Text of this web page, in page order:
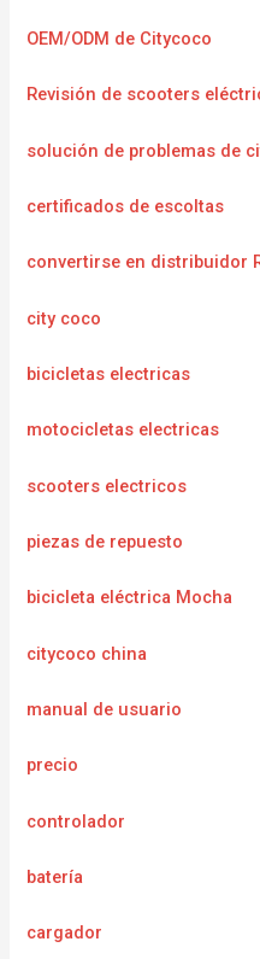
OEM/ODM de Citycoco
Revisión de scooters
solución de problemas de
certificados de escoltas
convertirse en distribuidor
city coco
bicicletas electricas
motocicletas electricas
scooters electricos
piezas de repuesto
bicicleta eléctrica Mocha
citycoco china
manual de usuario
precio
controlador
batería
cargador